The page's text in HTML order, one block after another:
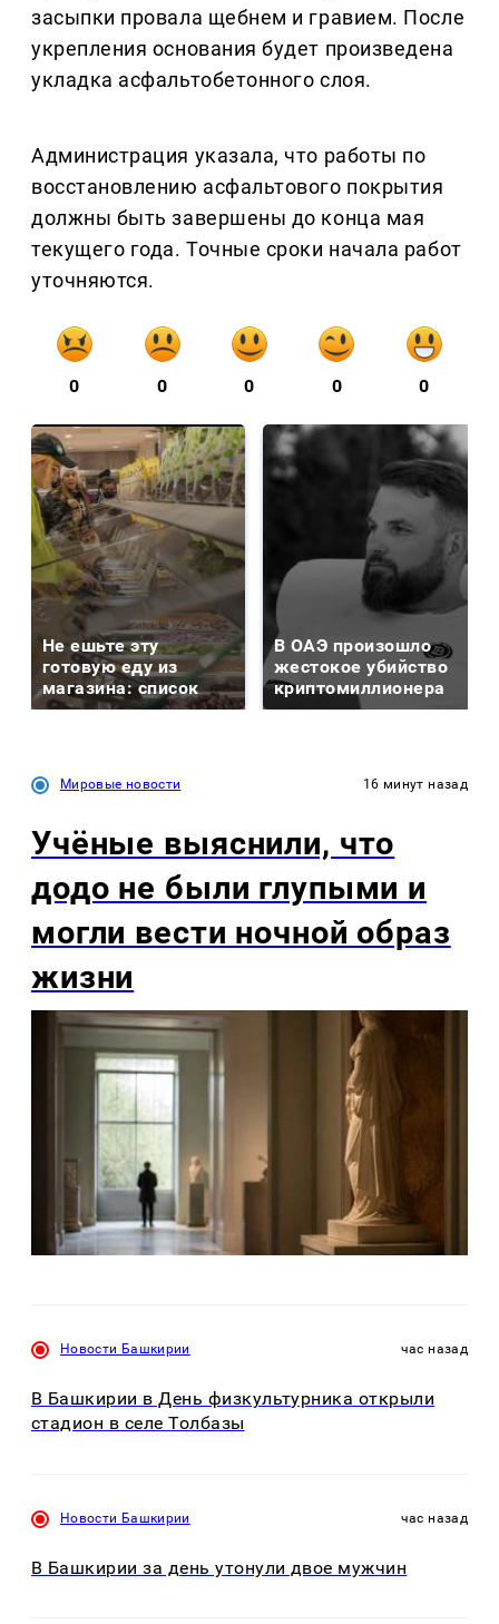
засыпки провала щебнем и гравием. После
укрепления основания будет произведена
укладка асфальтобетонного слоя.
Администрация указала, что работы по
восстановлению асфальтового покрытия
должны быть завершены до конца мая
текущего года. Точные сроки начала работ
уточняются.
0 0 0 0 0
Не ешьте эту
готовую еду из
магазина: список
В ОАЭ произошло
жестокое убийство
криптомиллионера
Мировые новости 16 минут назад
Учёные выяснили, что
додо не были глупыми и
могли вести ночной образ
жизни
Новости Башкирии час назад
В Башкирии в День физкультурника открыли
стадион в селе Толбазы
Новости Башкирии час назад
В Башкирии за день утонули двое мужчин